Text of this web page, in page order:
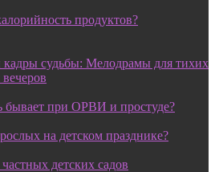
продуктов?
судьбы: Мелодрамы для тихих
бывает при ОРВИ и простуде?
на детском празднике?
детских садов